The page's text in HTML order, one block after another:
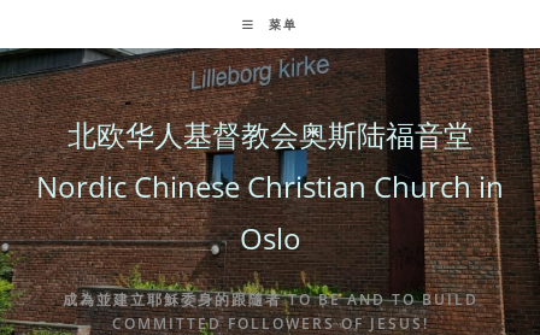
to
content
菜单
北欧华人基督教会奥斯陆福音堂
Nordic Chinese Christian Church in
Oslo
成為並建立耶穌委身的跟隨者 TO BE AND TO BUILD
COMMITTED FOLLOWERS OF JESUS!